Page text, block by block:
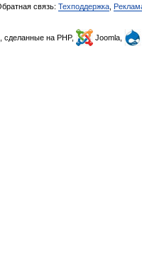
связь: Техподдержка
, сделанные на PHP, Joomla,